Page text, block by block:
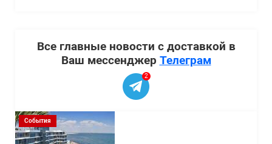
Все главные новости с доставкой в
Ваш мессенджер Телеграм
2
События